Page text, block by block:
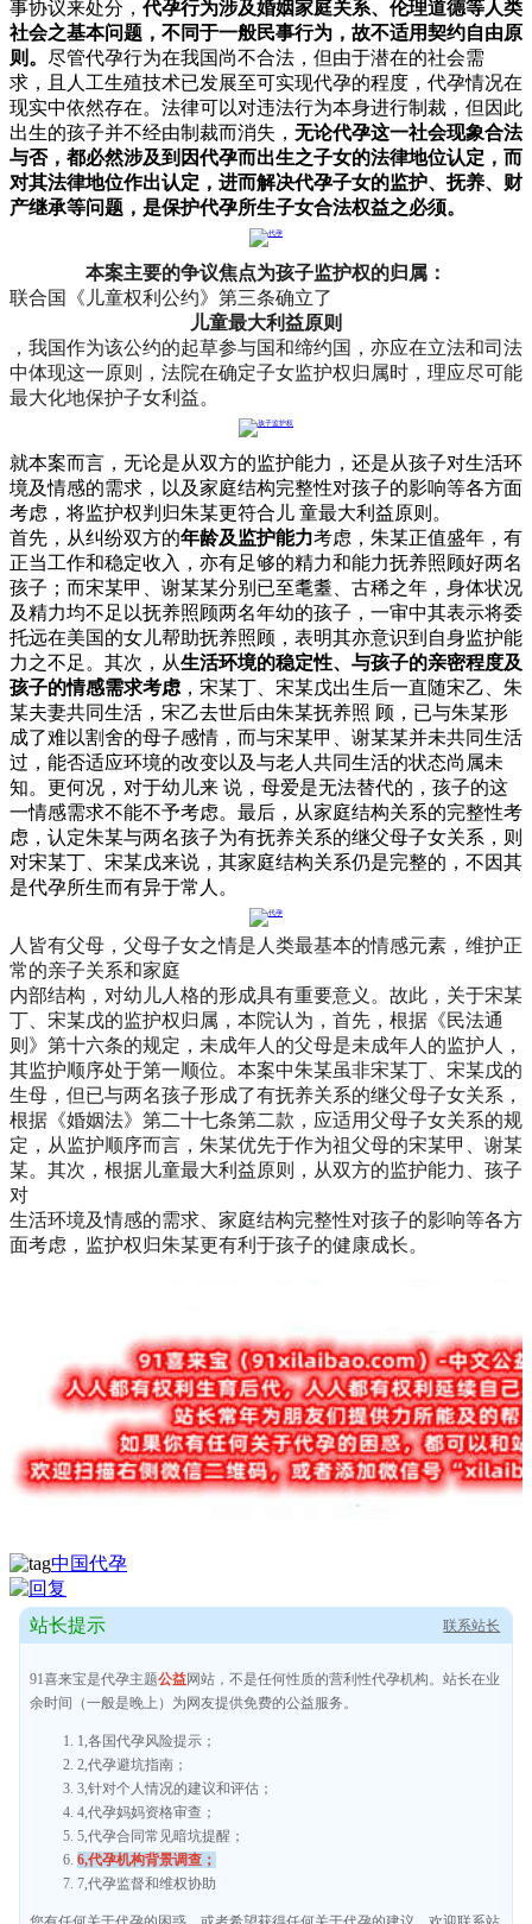
事协议来处分，代孕行为涉及婚姻家庭关系、伦理道德等人类
社会之基本问题，不同于一般民事行为，故不适用契约自由原
则。 尽管代孕行为在我国尚不合法，但由于潜在的社会需
求，且人工生殖技术已发展至可实现代孕的程度，代孕情况在
现实中依然存在。法律可以对违法行为本身进行制裁，但因此
出生的孩子并不经由制裁而消失， 无论代孕这一社会现象合法
与否，都必然涉及到因代孕而出生之子女的法律地位认定，而
对其法律地位作出认定，进而解决代孕子女的监护、抚养、财
产继承等问题，是保护代孕所生子女合法权益之必须。
本案主要的争议焦点为孩子监护权的归属：
联合国《儿童权利公约》第三条确立了
儿童最大利益原则
，我国作为该公约的起草参与国和缔约国，亦应在立法和司法
中体现这一原则，法院在确定子女监护权归属时，理应尽可能
最大化地保护子女利益。
就本案而言，无论是从双方的监护能力，还是从孩子对生活环
境及情感的需求，以及家庭结构完整性对孩子的影响等各方面
考虑，将监护权判归朱某更符合儿 童最大利益原则。
首先，从纠纷双方的年龄及监护能力考虑，朱某正值盛年，有
正当工作和稳定收入，亦有足够的精力和能力抚养照顾好两名
孩子；而宋某甲、谢某某分别已至耄耋、古稀之年，身体状况
及精力均不足以抚养照顾两名年幼的孩子，一审中其表示将委
托远在美国的女儿帮助抚养照顾，表明其亦意识到自身监护能
力之不足。其次，从生活环境的稳定性、与孩子的亲密程度及
孩子的情感需求考虑 ，宋某丁、宋某戊出生后一直随宋乙、朱
某夫妻共同生活，宋乙去世后由朱某抚养照 顾，已与朱某形
成了难以割舍的母子感情，而与宋某甲、谢某某并未共同生活
过，能否适应环境的改变以及与老人共同生活的状态尚属未
知。更何况，对于幼儿来 说，母爱是无法替代的，孩子的这
一情感需求不能不予考虑。最后，从家庭结构关系的完整性考
虑，认定朱某与两名孩子为有抚养关系的继父母子女关系，则
对宋某丁、宋某戊来说，其家庭结构关系仍是完整的，不因其
是代孕所生而有异于常人。
人皆有父母，父母子女之情是人类最基本的情感元素，维护正
常的亲子关系和家庭
内部结构，对幼儿人格的形成具有重要意义。故此，关于宋某
丁、宋某戊的监护权归属，本院认为，首先，根据《民法通
则》第十六条的规定，未成年人的父母是未成年人的监护人，
其监护顺序处于第一顺位。本案中朱某虽非宋某丁、宋某戊的
生母，但已与两名孩子形成了有抚养关系的继父母子女关系，
根据《婚姻法》第二十七条第二款，应适用父母子女关系的规
定，从监护顺序而言，朱某优先于作为祖父母的宋某甲、谢某
某。其次，根据儿童最大利益原则，从双方的监护能力、孩子
对
生活环境及情感的需求、家庭结构完整性对孩子的影响等各方
面考虑，监护权归朱某更有利于孩子的健康成长。
中国代孕
站长提示
91喜来宝是代孕主题公益网站，不是任何性质的营利性代孕机构。站长在业
余时间（一般是晚上）为网友提供免费的公益服务。
1,各国代孕风险提示；
2,代孕避坑指南；
3,针对个人情况的建议和评估；
4,代孕妈妈资格审查；
5,代孕合同常见暗坑提醒；
6,代孕机构背景调查；
7,代孕监督和维权协助
联系站长